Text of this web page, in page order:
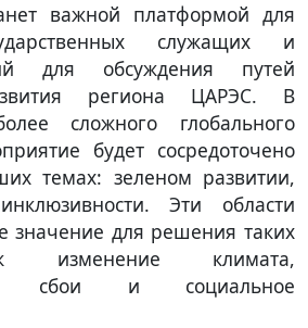
важной платформой для
служащих и
для обсуждения путей
региона ЦАРЭС. В
сложного глобального
будет сосредоточено
темах: зеленом развитии,
Эти области
для решения таких
изменение климата,
сбои и социальное